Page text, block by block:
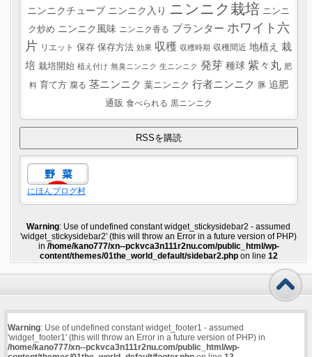
ニンニクチューブ ニンニク入り ニンニク栽培 ニンニ
ク炒め ニンニク風味 ニンニク香る プランター ホワイト六
片 リエット 保存 保存方法 効果 収穫 収穫時期 収穫間近 地植え 栽
培 栽培開始 植え付け 無臭ニンニク 生ニンニク 発芽 種球 紫々丸 肥
料 育て方 腐る 茎ニンニク 葉ニンニク 行者ニンニク 豚 追肥
通販 食べられる 黒ニンニク
にほんブログ村
Warning: Use of undefined constant widget_stickysidebar2 - assumed
'widget_stickysidebar2' (this will throw an Error in a future version of PHP)
in /home/kano777/xn--pckvca3n111r2nu.com/public_html/wp-
content/themes/01the_world_default/sidebar2.phpon line 12
Warning: Use of undefined constant widget_footer1 - assumed
'widget_footer1' (this will throw an Error in a future version of PHP) in
/home/kano777/xn--pckvca3n111r2nu.com/public_html/wp-